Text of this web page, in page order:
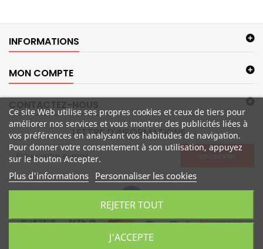
INFORMATIONS
MON COMPTE
CONTACTEZ-NOUS
LETTRE D'INFORMATIONS
Ce site Web utilise ses propres cookies et ceux de tiers pour
améliorer nos services et vous montrer des publicités liées à
vos préférences en analysant vos habitudes de navigation.
Pour donner votre consentement à son utilisation, appuyez
sur le bouton Accepter.
Plus d'informations Personnaliser les cookies
REJETER TOUT
J'ACCEPTE